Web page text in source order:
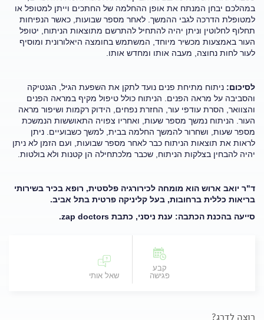
במהלכם יבחן המנתח את אופן ההחלמה של החתכים וייתן למטופל או
למטופלת הדרכה לגבי ההמשך. לאחר מספר שבועות, כאשר הנפיחות
תחלוף לחלוטין וניתן יהיה להתחיל להתרשם מתוצאות הניתוח, יטופל
העור באמצעות מכשיר מיוחד, המשתמש בחומצה היאלורונית ומוסיף
לעור לחות נחוצה, מעבה אותו ומחדש אותו.
לסיכום: ניתוח מתיחת פנים נועד לתקן את השפעת הגיל, הגנטיקה
והסביבה על מראה הפנים. הניתוח כולל טיפול מקיף במראה הפנים
והצוואר, הסרת עודפי עור, החזרת נפחים, הידוק רקמות ושיפור מראה
העור. הניתוח נמשך מספר שעות, ואחריו צפויה התאוששות הנמשכת
מספר שעות, ושחרור להמשך החלמה בבית, למשך כשבועיים. ניתן
לראות את תוצאות הניתוח כבר לאחר מספר שבועות, ועם הזמן לא ניתן
יהיה להבחין בצלקות הניתוח, שכבר מלכתחילה הן קטנות ולא בולטות.
ד"ר יואב ארוש הוא מומחה לכירורגיה פלסטית, רופא בכיר בשירותי
בריאות כללית ברחובות, בעל קליניקה פרטית בתל אביב.
סייעה בהכנת הכתבה: ענת ניסני, כתבת zap doctors
.
קבע
פגישה
שאל אותי
רוצה לדרג?